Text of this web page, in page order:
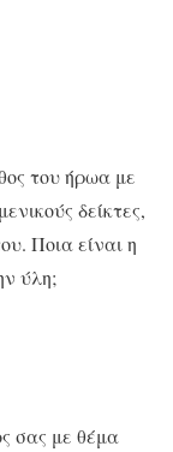
του ήρωα με
δείκτες,
Ποια είναι η
ύλη;
σας με θέμα